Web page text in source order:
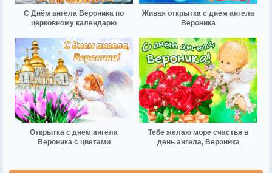
С Днём ангела Вероника по
церковному календарю
Живая открытка с днем ангела
Вероника
Открытка с днем ангела
Вероника с цветами
Тебе желаю море счастья в
день ангела, Вероника